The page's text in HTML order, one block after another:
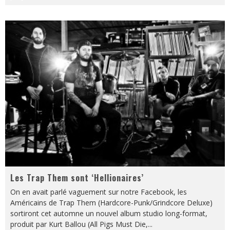
Les Trap Them sont ‘Hellionaires’
On en avait parlé vaguement sur notre Facebook, les
Américains de Trap Them (Hardcore-Punk/Grindcore Deluxe)
sortiront cet automne un nouvel album studio long-format,
produit par Kurt Ballou (All Pigs Must Die,...